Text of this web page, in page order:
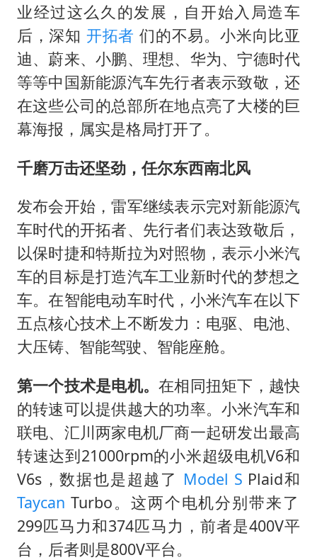
业经过这么久的发展，自开始入局造车
后，深知 开拓者们的不易。小米向比亚
迪、蔚来、小鹏、理想、华为、宁德时代
等等中国新能源汽车先行者表示致敬，还
在这些公司的总部所在地点亮了大楼的巨
幕海报，属实是格局打开了。
千磨万击还坚劲，任尔东西南北风
发布会开始，雷军继续表示完对新能源汽
车时代的开拓者、先行者们表达致敬后，
以保时捷和特斯拉为对照物，表示小米汽
车的目标是打造汽车工业新时代的梦想之
车。在智能电动车时代，小米汽车在以下
五点核心技术上不断发力：电驱、电池、
大压铸、智能驾驶、智能座舱。
第一个技术是电机。在相同扭矩下，越快
的转速可以提供越大的功率。小米汽车和
联电、汇川两家电机厂商一起研发出最高
转速达到21000rpm的小米超级电机V6和
V6s，数据也是超越了 Model S Plaid和
Taycan Turbo。这两个电机分别带来了
299匹马力和374匹马力，前者是400V平
台，后者则是800V平台。